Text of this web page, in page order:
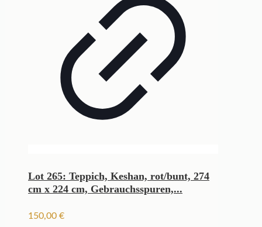
Lot 265: Teppich, Keshan, rot/bunt, 274
cm x 224 cm, Gebrauchsspuren,...
150,00 €